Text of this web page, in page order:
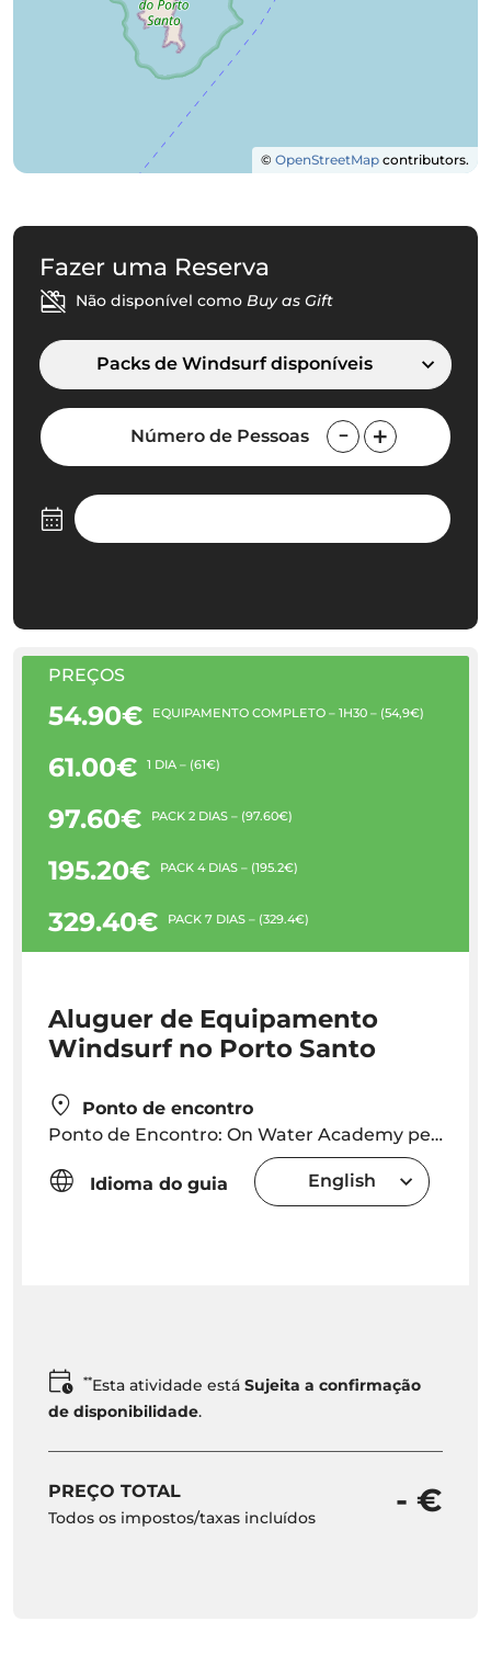
© OpenStreetMap contributors.
Fazer uma Reserva
Não disponível como Buy as Gift
Packs de Windsurf disponíveis
Número de Pessoas
PREÇOS
54.90€ EQUIPAMENTO COMPLETO – 1H30 – (54,9€)
61.00€ 1 DIA – (61€)
97.60€ PACK 2 DIAS – (97.60€)
195.20€ PACK 4 DIAS – (195.2€)
329.40€ PACK 7 DIAS – (329.4€)
Aluguer de Equipamento
Windsurf no Porto Santo
Ponto de encontro
Ponto de Encontro: On Water Academy perto do Hotel Luamar
Idioma do guia English
**Esta atividade está Sujeita a confirmação
de disponibilidade.
PREÇO TOTAL
Todos os impostos/taxas incluídos - €